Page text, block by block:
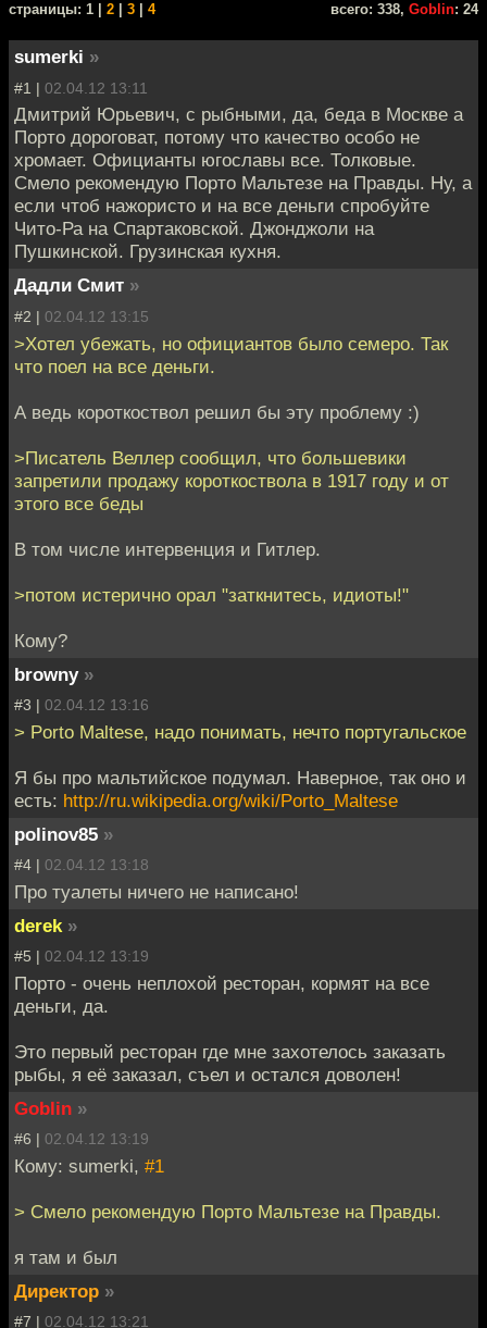
cтраницы: 1 | 2 3 4 всего: 338, Goblin: 24
sumerki »
#1 | 02.04.12 13:11
Дмитрий Юрьевич, с рыбными, да, беда в Москве а
Порто дороговат, потому что качество особо не
хромает. Официанты югославы все. Толковые.
Смело рекомендую Порто Мальтезе на Правды. Ну, а
если чтоб нажористо и на все деньги спробуйте
Чито-Ра на Спартаковской. Джонджоли на
Пушкинской. Грузинская кухня.
Дадли Смит »
#2 | 02.04.12 13:15
>Хотел убежать, но официантов было семеро. Так
что поел на все деньги.
А ведь короткоствол решил бы эту проблему :)
>Писатель Веллер сообщил, что большевики
запретили продажу короткоствола в 1917 году и от
этого все беды
В том числе интервенция и Гитлер.
>потом истерично орал "заткнитесь, идиоты!"
Кому?
browny »
#3 | 02.04.12 13:16
> Porto Maltese, надо понимать, нечто португальское
Я бы про мальтийское подумал. Наверное, так оно и
есть: http://ru.wikipedia.org/wiki/Porto_Maltese
polinov85 »
#4 | 02.04.12 13:18
Про туалеты ничего не написано!
derek »
#5 | 02.04.12 13:19
Порто - очень неплохой ресторан, кормят на все
деньги, да.
Это первый ресторан где мне захотелось заказать
рыбы, я её заказал, съел и остался доволен!
Goblin »
#6 | 02.04.12 13:19
Кому: sumerki, #1
> Смело рекомендую Порто Мальтезе на Правды.
я там и был
Директор »
#7 | 02.04.12 13:21